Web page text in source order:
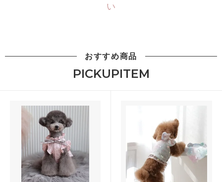
い
おすすめ商品
PICKUPITEM